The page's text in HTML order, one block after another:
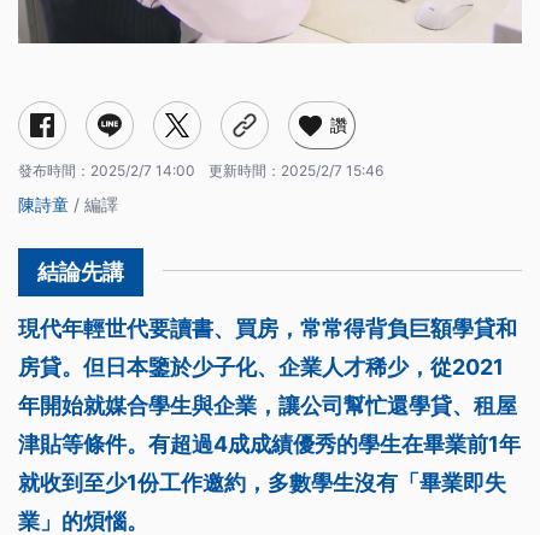
讚
發布時間： 2025/2/7 14:00 更新時間： 2025/2/7 15:46
陳詩童 / 編譯
現代年輕世代要讀書、買房，常常得背負巨額學貸和
房貸。但日本鑒於少子化、企業人才稀少，從2021
年開始就媒合學生與企業，讓公司幫忙還學貸、租屋
津貼等條件。有超過4成成績優秀的學生在畢業前1年
就收到至少1份工作邀約，多數學生沒有「畢業即失
業」的煩惱。